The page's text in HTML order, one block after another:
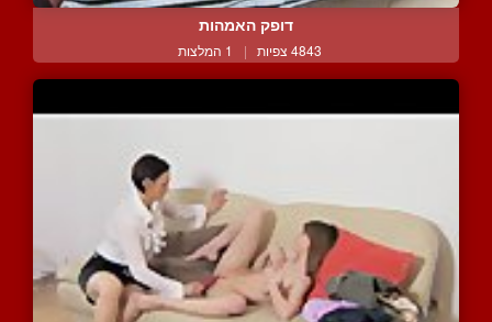
דופק האמהות
4843 צפיות | 1 המלצות